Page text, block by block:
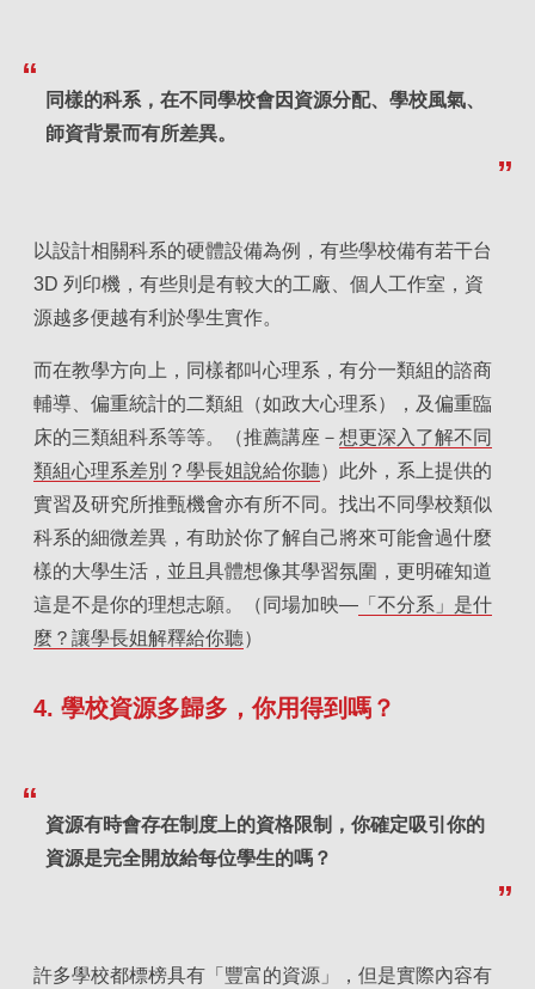
同樣的科系，在不同學校會因資源分配、學校風氣、
師資背景而有所差異。
以設計相關科系的硬體設備為例，有些學校備有若干台
3D 列印機，有些則是有較大的工廠、個人工作室，資
源越多便越有利於學生實作。
而在教學方向上，同樣都叫心理系，有分一類組的諮商
輔導、偏重統計的二類組（如政大心理系），及偏重臨
床的三類組科系等等。（推薦講座－ 想更深入了解不同
類組心理系差別？學長姐說給你聽）此外，系上提供的
實習及研究所推甄機會亦有所不同。找出不同學校類似
科系的細微差異，有助於你了解自己將來可能會過什麼
樣的大學生活，並且具體想像其學習氛圍，更明確知道
這是不是你的理想志願。（同場加映— 「不分系」是什
麼？讓學長姐解釋給你聽）
4. 學校資源多歸多，你用得到嗎？
資源有時會存在制度上的資格限制，你確定吸引你的
資源是完全開放給每位學生的嗎？
許多學校都標榜具有「豐富的資源」，但是實際內容有